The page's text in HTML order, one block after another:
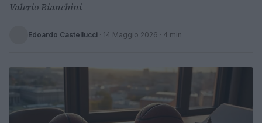
Valerio Bianchini
Edoardo Castellucci · 14 Maggio 2026 · 4 min